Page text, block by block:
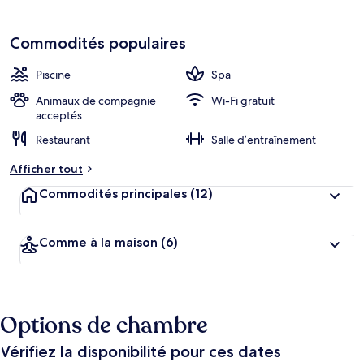
Commodités populaires
Piscine
Spa
Animaux de compagnie
acceptés
Wi-Fi gratuit
Restaurant
Salle d’entraînement
Afficher tout
Commodités principales (12)
Comme à la maison (6)
Options de chambre
Vérifiez la disponibilité pour ces dates